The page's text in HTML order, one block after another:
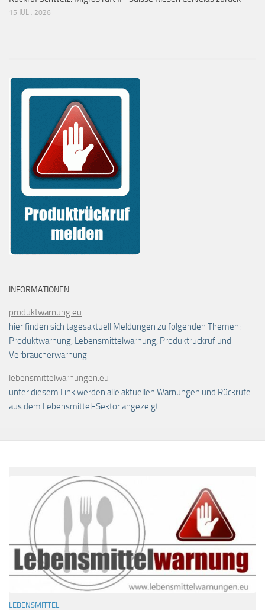
15 JULI, 2026
INFORMATIONEN
produktwarnung.eu
hier finden sich tagesaktuell Meldungen zu folgenden Themen:
Produktwarnung, Lebensmittelwarnung, Produktrückruf und
Verbraucherwarnung
lebensmittelwarnungen.eu
unter diesem Link werden alle aktuellen Warnungen und Rückrufe
aus dem Lebensmittel-Sektor angezeigt
LEBENSMITTEL